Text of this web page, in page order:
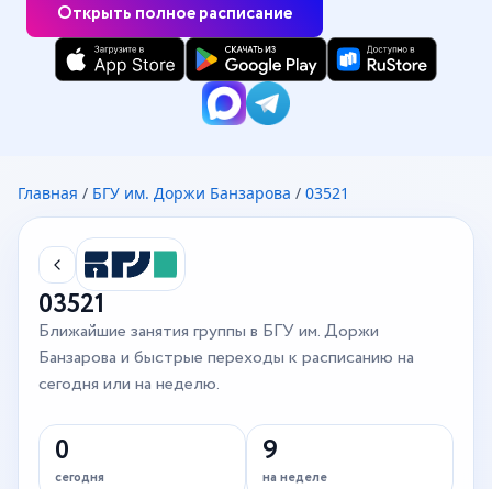
Открыть полное расписание
Главная / БГУ им. Доржи Банзарова / 03521
03521
Ближайшие занятия группы в БГУ им. Доржи
Банзарова и быстрые переходы к расписанию на
сегодня или на неделю.
0
сегодня
9
на неделе